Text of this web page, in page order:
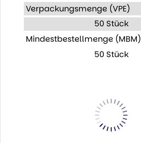
Verpackungsmenge (VPE)
50 Stück
Mindestbestellmenge (MBM)
50 Stück